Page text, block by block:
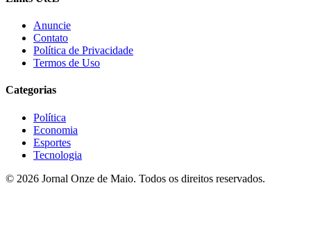
Anuncie
Contato
Política de Privacidade
Termos de Uso
Categorias
Política
Economia
Esportes
Tecnologia
© 2026 Jornal Onze de Maio. Todos os direitos reservados.